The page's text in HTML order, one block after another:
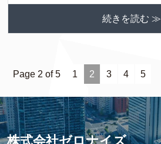
続きを読む ≫
Page 2 of 5 1 2 3 4 5
株式会社ゼロナイズ